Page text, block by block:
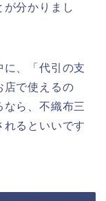
が分かりまし
に、「代引の支
店で使えるの
ら、不織布三
れるといいです